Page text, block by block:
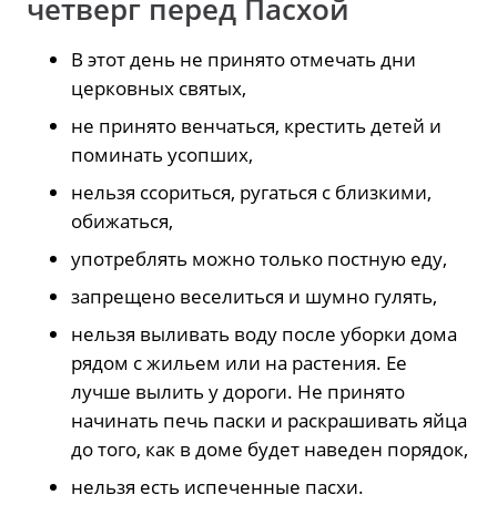
четверг перед Пасхой
В этот день не принято отмечать дни
церковных святых,
не принято венчаться, крестить детей и
поминать усопших,
нельзя ссориться, ругаться с близкими,
обижаться,
употреблять можно только постную еду,
запрещено веселиться и шумно гулять,
нельзя выливать воду после уборки дома
рядом с жильем или на растения. Ее
лучше вылить у дороги. Не принято
начинать печь паски и раскрашивать яйца
до того, как в доме будет наведен порядок,
нельзя есть испеченные пасхи.